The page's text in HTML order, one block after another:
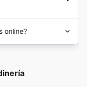
online?